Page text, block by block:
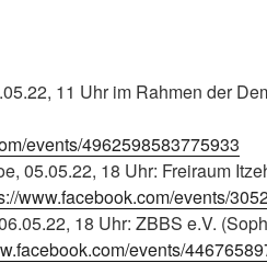
11 Uhr im Rahmen der
events/4962598583775933
05.05.22, 18 Uhr: Freiraum
www.facebook.com/events/
18 Uhr: ZBBS e.V.
events/